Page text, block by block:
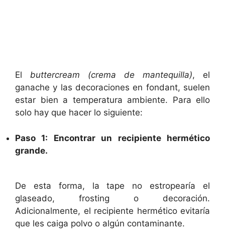
El buttercream (crema de mantequilla), el
ganache y las decoraciones en fondant, suelen
estar bien a temperatura ambiente. Para ello
solo hay que hacer lo siguiente:
Paso 1: Encontrar un recipiente hermético
grande.
De esta forma, la tape no estropearía el
glaseado, frosting o decoración.
Adicionalmente, el recipiente hermético evitaría
que les caiga polvo o algún contaminante.